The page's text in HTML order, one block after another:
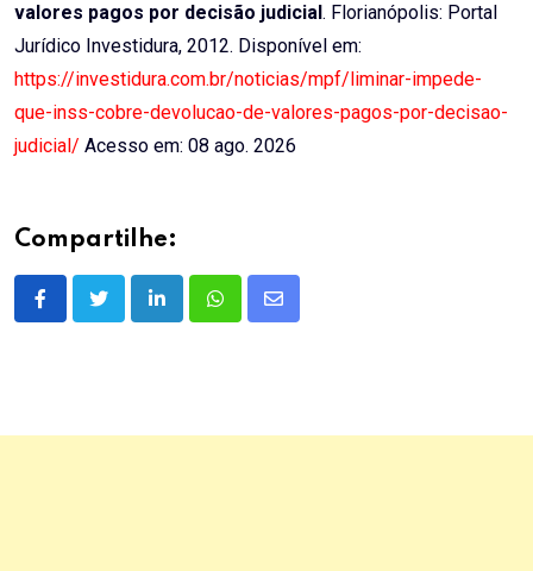
valores pagos por decisão judicial . Florianópolis: Portal
Jurídico Investidura, 2012. Disponível em:
https://investidura.com.br/noticias/mpf/liminar-impede-
que-inss-cobre-devolucao-de-valores-pagos-por-decisao-
judicial/ Acesso em: 08 ago. 2026
Compartilhe:
LinkedInWhatsappShare